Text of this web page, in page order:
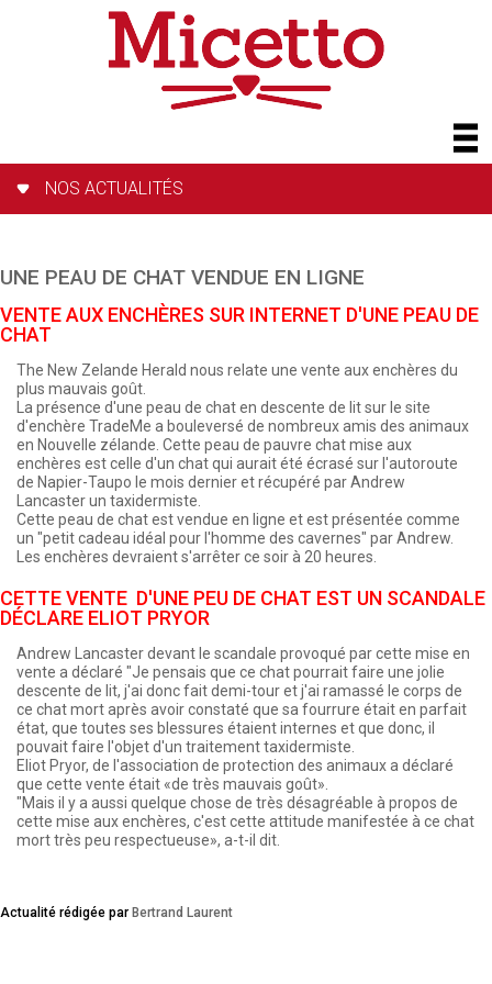
NOS ACTUALITÉS
UNE PEAU DE CHAT VENDUE EN LIGNE
VENTE AUX ENCHÈRES SUR INTERNET D'UNE PEAU DE
CHAT
The New Zelande Herald nous relate une vente aux enchères du
plus mauvais goût.
La présence d'une peau de chat en descente de lit sur le site
d'enchère TradeMe a bouleversé de nombreux amis des animaux
en Nouvelle zélande. Cette peau de pauvre chat mise aux
enchères est celle d'un chat qui aurait été écrasé sur l'autoroute
de Napier-Taupo le mois dernier et récupéré par Andrew
Lancaster un taxidermiste.
Cette peau de chat est vendue en ligne et est présentée comme
un "petit cadeau idéal pour l'homme des cavernes" par Andrew.
Les enchères devraient s'arrêter ce soir à 20 heures.
CETTE VENTE D'UNE PEU DE CHAT EST UN SCANDALE
DÉCLARE ELIOT PRYOR
Andrew Lancaster devant le scandale provoqué par cette mise en
vente a déclaré "Je pensais que ce chat pourrait faire une jolie
descente de lit, j'ai donc fait demi-tour et j'ai ramassé le corps de
ce chat mort après avoir constaté que sa fourrure était en parfait
état, que toutes ses blessures étaient internes et que donc, il
pouvait faire l'objet d'un traitement taxidermiste.
Eliot Pryor, de l'association de protection des animaux a déclaré
que cette vente était «de très mauvais goût».
"Mais il y a aussi quelque chose de très désagréable à propos de
cette mise aux enchères, c'est cette attitude manifestée à ce chat
mort très peu respectueuse», a-t-il dit.
Actualité rédigée par Bertrand Laurent